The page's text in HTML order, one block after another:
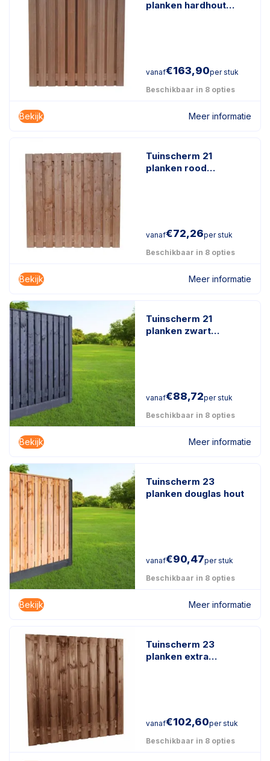
planken hardhout
vanaf€163,90per stuk
Beschikbaar in 8 opties
Bekijk Meer informatie
Tuinscherm 21
planken rood
vanaf€72,26per stuk
Beschikbaar in 8 opties
Bekijk Meer informatie
Tuinscherm 21
planken zwart
vanaf€88,72per stuk
Beschikbaar in 8 opties
Bekijk Meer informatie
Tuinscherm 23
planken douglas hout
vanaf€90,47per stuk
Beschikbaar in 8 opties
Bekijk Meer informatie
Tuinscherm 23
planken extra
vanaf€102,60per stuk
Beschikbaar in 8 opties